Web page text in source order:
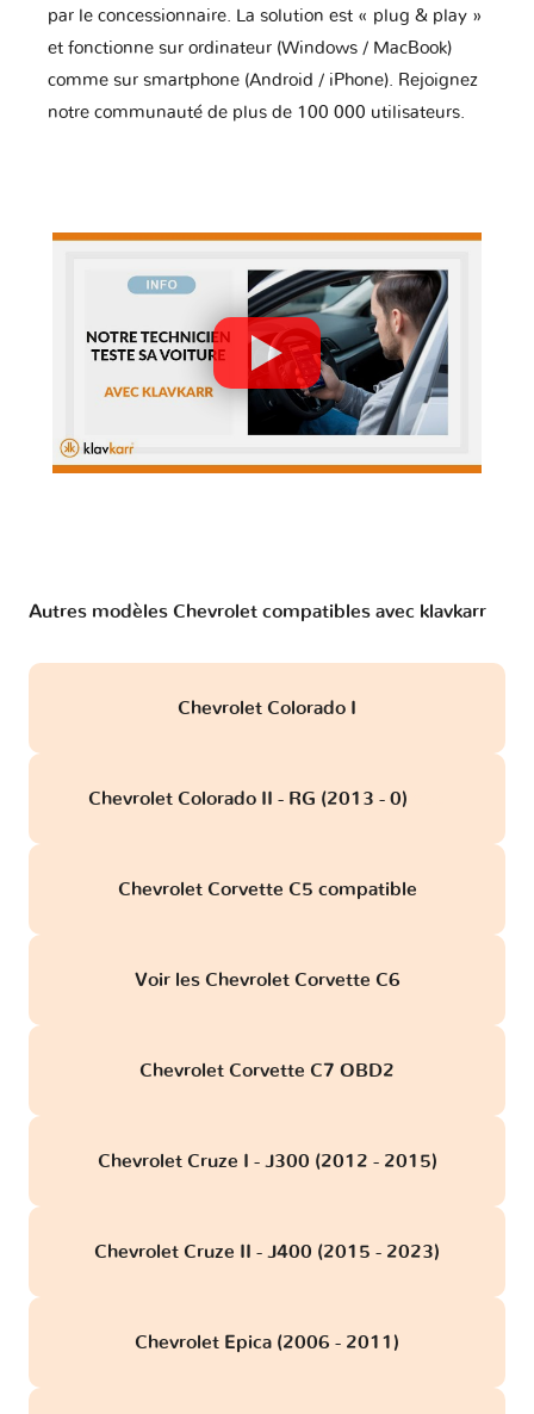
par le concessionnaire. La solution est « plug & play »
et fonctionne sur ordinateur (Windows / MacBook)
comme sur smartphone (Android / iPhone). Rejoignez
notre communauté de plus de 100 000 utilisateurs.
Autres modèles Chevrolet compatibles avec klavkarr
Chevrolet Colorado I
Chevrolet Colorado II - RG (2013 - 0)
Chevrolet Corvette C5 compatible
Voir les Chevrolet Corvette C6
Chevrolet Corvette C7 OBD2
Chevrolet Cruze I - J300 (2012 - 2015)
Chevrolet Cruze II - J400 (2015 - 2023)
Chevrolet Epica (2006 - 2011)